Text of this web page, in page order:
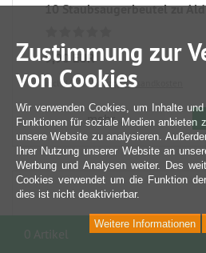
10 Staubsaugerbeutel zu
9,90 EUR
incl. 19 % UStzzgl. Versandkosten
mehr...
Zustimmung zur
von Cookies
Wir verwenden Cookies, um Inhalte
Funktionen für soziale Medien anbieten
unsere Website zu analysieren.
Ihrer Nutzung unserer Website an
Werbung und Analysen weiter. Des
Cookies verwendet um die Funktion
dies ist nicht deaktivierbar.
Weitere Informationen